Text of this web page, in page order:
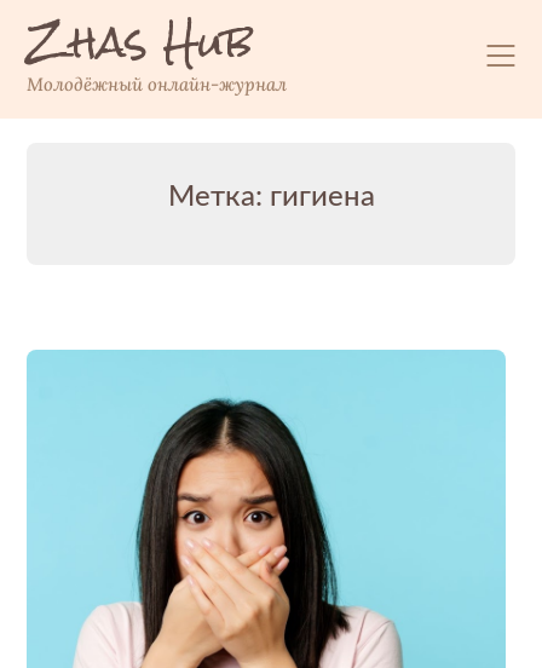
Перейти
содержимому
Zhas Hub
Молодёжный онлайн-журнал
Метка: гигиена